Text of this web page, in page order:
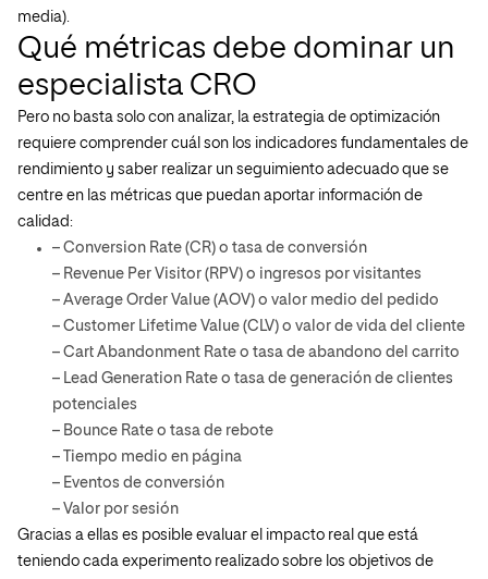
media).
Qué métricas debe dominar un
especialista CRO
Pero no basta solo con analizar, la estrategia de optimización
requiere comprender cuál son los indicadores fundamentales de
rendimiento y saber realizar un seguimiento adecuado que se
centre en las métricas que puedan aportar información de
calidad:
– Conversion Rate (CR) o tasa de conversión
– Revenue Per Visitor (RPV) o ingresos por visitantes
– Average Order Value (AOV) o valor medio del pedido
– Customer Lifetime Value (CLV) o valor de vida del cliente
– Cart Abandonment Rate o tasa de abandono del carrito
– Lead Generation Rate o tasa de generación de clientes
potenciales
– Bounce Rate o tasa de rebote
– Tiempo medio en página
– Eventos de conversión
– Valor por sesión
Gracias a ellas es posible evaluar el impacto real que está
teniendo cada experimento realizado sobre los objetivos de